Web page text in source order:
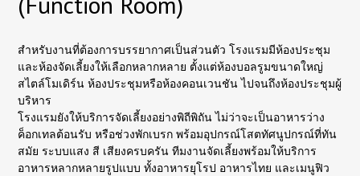
สำหรับงานที่ต้องการบรรยากาศเป็นส่วนตัว โรงแรมมีห้องประชุม
และห้องจัดเลี้ยงให้เลือกหลากหลาย ตั้งแต่ห้องบอลรูมขนาดใหญ่
สไตล์โมเดิร์น ห้องประชุมหรือห้องคอนเวนชัน ไปจนถึงห้องประชุมผู้
บริหาร
โรงแรมยังให้บริการจัดเลี้ยงอย่างพิถีพิถัน ไม่ว่าจะเป็นอาหารว่าง
ค็อกเทลต้อนรับ หรือช่วงพักเบรก พร้อมอุปกรณ์โสตทัศนูปกรณ์ที่ทัน
สมัย ระบบแสง สี เสียงครบครัน ทีมงานจัดเลี้ยงพร้อมให้บริการ
อาหารหลากหลายรูปแบบ ทั้งอาหารยุโรป อาหารไทย และเมนูฟิว